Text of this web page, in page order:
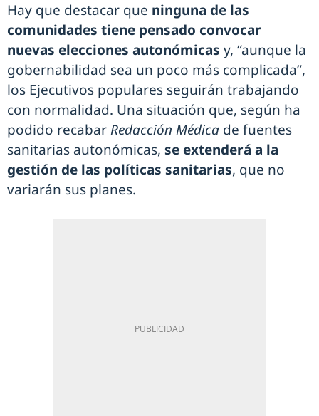
Hay que destacar que ninguna de las
comunidades tiene pensado convocar
nuevas elecciones autonómicas y, “aunque la
gobernabilidad sea un poco más complicada”,
los Ejecutivos populares seguirán trabajando
con normalidad. Una situación que, según ha
podido recabarRedacción Médica de fuentes
sanitarias autonómicas, se extenderá a la
gestión de las políticas sanitarias, que no
variarán sus planes.